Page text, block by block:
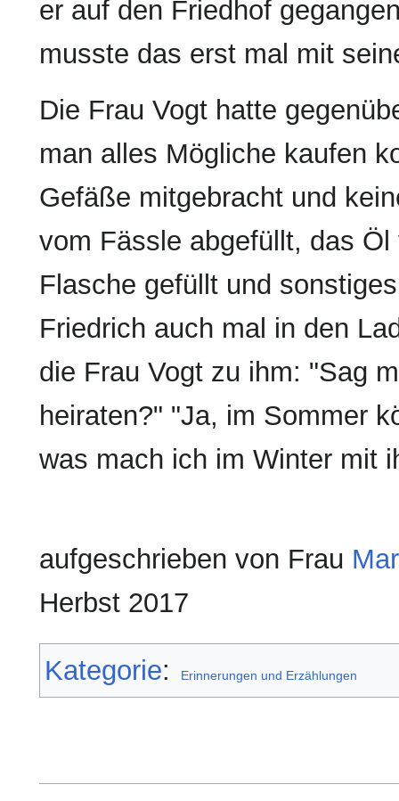
er auf den Friedhof
musste das erst mal mit
Die Frau Vogt hatte
man alles Mögliche kaufen
Gefäße mitgebracht und
vom Fässle abgefüllt, das
Flasche gefüllt und
Friedrich auch mal in den
die Frau Vogt zu ihm: "Sag
heiraten?" "Ja, im Sommer
was mach ich im Winter mit
aufgeschrieben von Frau
Herbst 2017
Kategorie: Erinnerungen und Erzählungen